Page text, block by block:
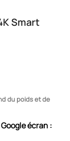
Smart
du poids et de
écran :